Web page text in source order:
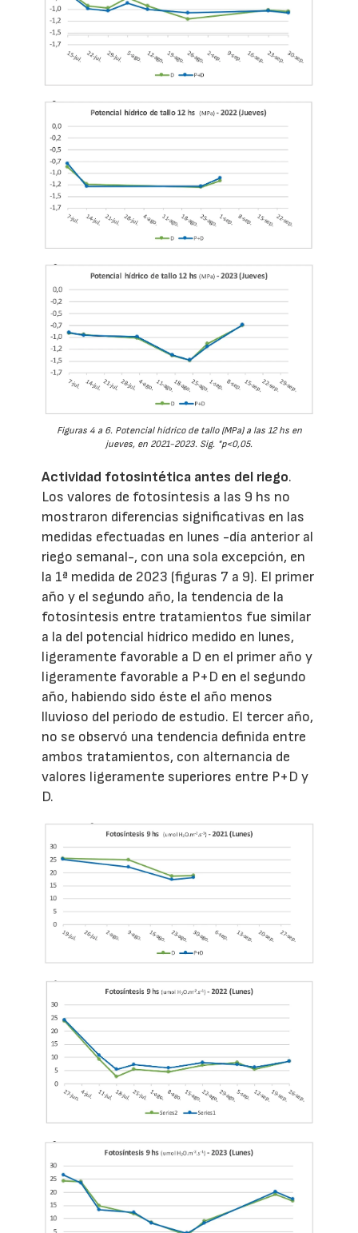
Figuras 4 a 6. Potencial hídrico de tallo (MPa) a las 12 hs en
jueves, en 2021-2023. Sig. *p<0,05.
Actividad fotosintética antes del riego.
Los valores de fotosíntesis a las 9 hs no
mostraron diferencias significativas en las
medidas efectuadas en lunes -día anterior al
riego semanal-, con una sola excepción, en
la 1ª medida de 2023 (figuras 7 a 9). El primer
año y el segundo año, la tendencia de la
fotosíntesis entre tratamientos fue similar
a la del potencial hídrico medido en lunes,
ligeramente favorable a D en el primer año y
ligeramente favorable a P+D en el segundo
año, habiendo sido éste el año menos
lluvioso del periodo de estudio. El tercer año,
no se observó una tendencia definida entre
ambos tratamientos, con alternancia de
valores ligeramente superiores entre P+D y
D.